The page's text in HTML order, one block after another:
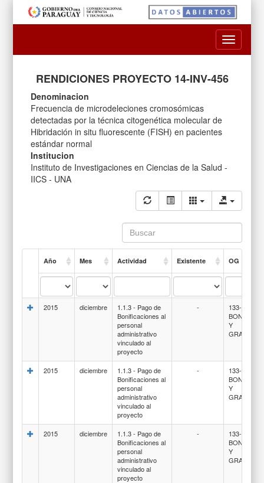
Toggle
RENDICIONES PROYECTO 14-INV-456
Denominacion
Frecuencia de microdeleciones cromosómicas
detectadas por la técnica citogenética molecular de
Hibridación in situ fluorescente (FISH) en pacientes
estándar normal
Institucion
Instituto de Investigaciones en Ciencias de la Salud -
IICS - UNA
Año Mes Actividad Existente OG
2015 diciembre
1.1.3 - Pago de
Bonificaciones al
personal
administrativo
vinculado al
proyecto
-
133-
Y
2015 diciembre
1.1.3 - Pago de
Bonificaciones al
personal
administrativo
vinculado al
proyecto
-
133-
Y
2015 diciembre
1.1.3 - Pago de
Bonificaciones al
personal
administrativo
vinculado al
proyecto
-
133-
Y